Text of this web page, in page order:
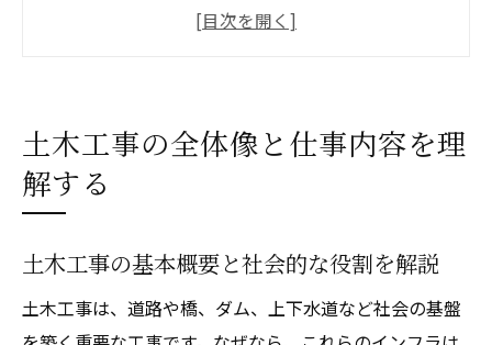
土木工事の主な仕事内容と流れの全体像
紹介
土木工事の概要を理解するためのポイント
概要から見る土木工事の種類と特徴
説
一般土木工事とその他の工種の違いを知る
土木工事の全体像と仕事内容を理
解する
土木工事の基本概要と社会的な役割を解説
土木工事は、道路や橋、ダム、上下水道など社会の基盤